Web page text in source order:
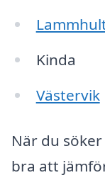
Kinda
Västervik
När du
bra att